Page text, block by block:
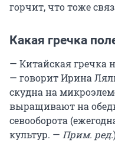
горчит, что тоже
Какая гречка
— Китайская гречка
— говорит Ирина
скудна на
выращивают на
севооборота
культур. — Прим. ред.